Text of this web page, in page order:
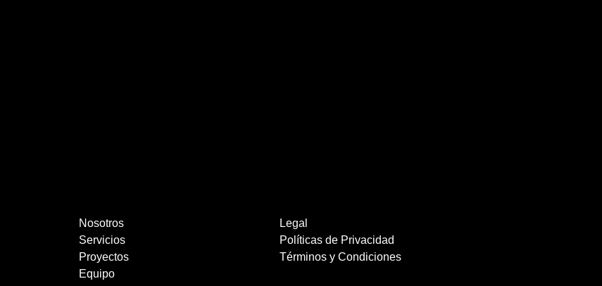
Nosotros
Servicios
Proyectos
Equipo
Legal
Políticas de Privacidad
Términos y Condiciones